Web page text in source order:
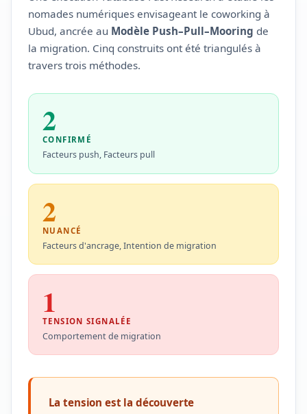
nomades numériques envisageant le coworking à
Ubud, ancrée au Modèle Push–Pull–Mooring de
la migration. Cinq construits ont été triangulés à
travers trois méthodes.
2
CONFIRMÉ
Facteurs push, Facteurs pull
2
NUANCÉ
Facteurs d'ancrage, Intention de migration
1
TENSION SIGNALÉE
Comportement de migration
La tension est la découverte